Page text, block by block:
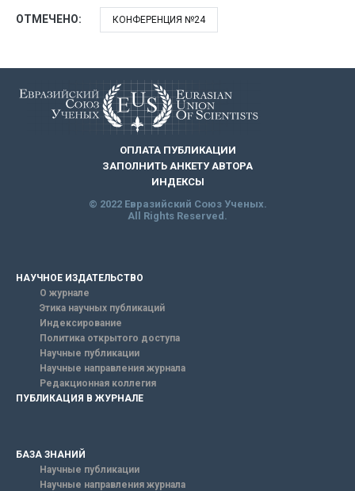
ОТМЕЧЕНО: КОНФЕРЕНЦИЯ №24
ОПЛАТА ПУБЛИКАЦИИ
ЗАПОЛНИТЬ АНКЕТУ АВТОРА
ИНДЕКСЫ
© 2022 Евразийский Союз Ученых.
All Rights Reserved.
НАУЧНОЕ ИЗДАТЕЛЬСТВО
О журнале
Этика научных публикаций
Индексирование
Политика открытого доступа
Научные публикации
Научные направления журнала
Редакционная коллегия
ПУБЛИКАЦИЯ В ЖУРНАЛЕ
БАЗА ЗНАНИЙ
Научные публикации
Научные направления журнала